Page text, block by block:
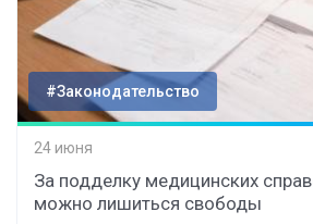
#Законодательство
24 июня
За подделку медицинских
можно лишиться свободы